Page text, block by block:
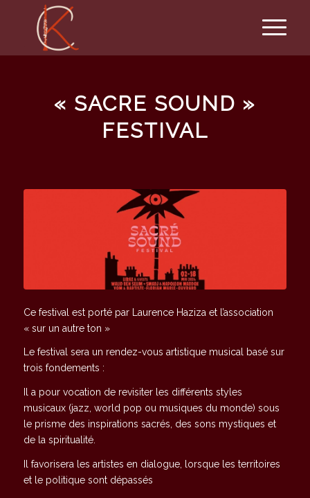
« SACRE SOUND »
FESTIVAL
Ce festival est porté par Laurence Haziza et l’association
« sur un autre ton »
Le festival sera un rendez-vous artistique musical basé sur
trois fondements :
Il a pour vocation de revisiter les différents styles
musicaux (jazz, world pop ou musiques du monde) sous
le prisme des inspirations sacrés, des sons mystiques et
de la spiritualité.
Il favorisera les artistes en dialogue, lorsque les territoires
et le politique sont dépassés